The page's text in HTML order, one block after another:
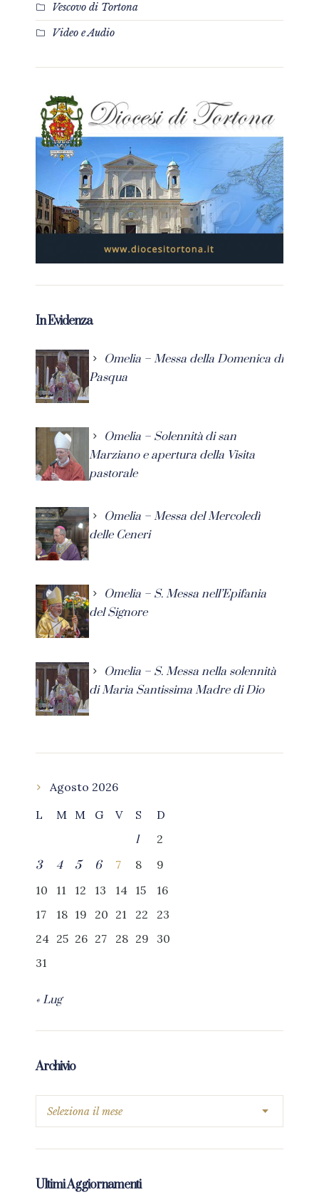
Vescovo di Tortona
Video e Audio
In Evidenza
Omelia – Messa della Domenica di
Pasqua
Omelia – Solennità di san
Marziano e apertura della Visita
pastorale
Omelia – Messa del Mercoledì
delle Ceneri
Omelia – S. Messa nell’Epifania
del Signore
Omelia – S. Messa nella solennità
di Maria Santissima Madre di Dio
Agosto 2026
L
M M G V S
D
1
2
3
4 5 6 7 8
9
10
11 12 13 14 15
16
17
18 19 20 21 22
23
24 25 26 27 28 29
30
31
« Lug
Archivio
Ultimi Aggiornamenti